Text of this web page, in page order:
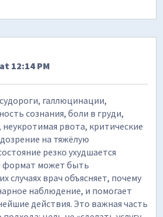
12:14 PM
галлюцинации,
сознания, боли в груди,
рвота, критические
на тяжёлую
резко ухудшается
формат может быть
случаях врач объясняет, почему
наблюдение, и помогает
действия. Это важная часть